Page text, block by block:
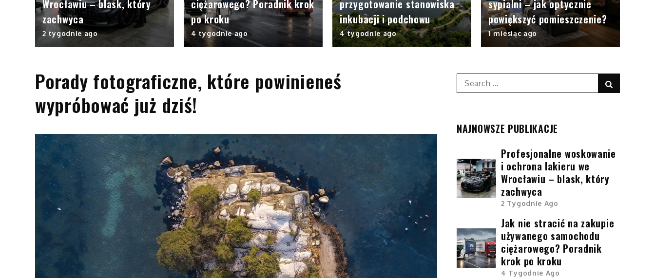
Wrocławiu – blask, który
zachwyca
2 tygodnie ago
ciężarowego? Poradnik krok
po kroku
4 tygodnie ago
przygotowanie stanowiska
inkubacji i podchowu
4 tygodnie ago
sypialni – jak optycznie
powiększyć pomieszczenie?
1 miesiąc ago
Porady fotograficzne, które powinieneś
wypróbować już dziś!
Search
for:
NAJNOWSZE PUBLIKACJE
Profesjonalne woskowanie
i ochrona lakieru we
Wrocławiu – blask, który
zachwyca
2 Tygodnie Ago
Jak nie stracić na zakupie
używanego samochodu
ciężarowego? Poradnik
krok po kroku
4 Tygodnie Ago